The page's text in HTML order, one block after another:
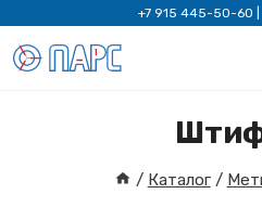
содержимому
+7 915 445-50-60
/ Каталог /